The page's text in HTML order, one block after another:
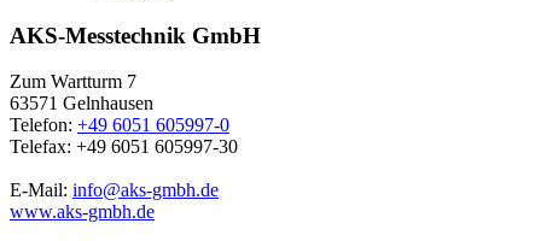
AKS-Messtechnik GmbH
Zum Wartturm 7
63571 Gelnhausen
Telefon: +49 6051 605997-0
Telefax: +49 6051 605997-30
E-Mail: info@aks-gmbh.de
www.aks-gmbh.de